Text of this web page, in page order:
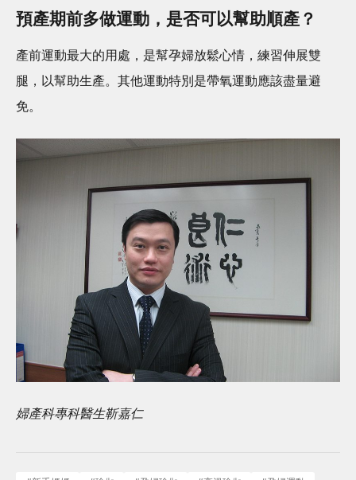
預產期前多做運動，是否可以幫助順產？
產前運動最大的用處，是幫孕婦放鬆心情，練習伸展雙
腿，以幫助生產。其他運動特別是帶氧運動應該盡量避
免。
婦產科專科醫生靳嘉仁